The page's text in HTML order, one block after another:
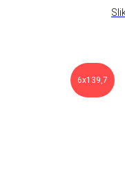
6х139,7